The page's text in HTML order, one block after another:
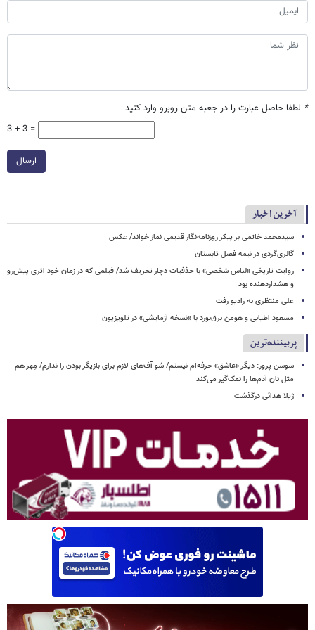
* لطفا حاصل عبارت را در جعبه متن روبرو وارد کنید
3 + 3 =
ارسال
آخرین اخبار
سیدمحمد خاتمی بر پیکر روزنامه‌نگار قدیمی نماز خواند/ عکس
گالری‌گردی در نیمه فصل تابستان
روایت تاریخی «لباس شخصی» با حذفیات دچار تحریف شد/ فیلمی که در زمان خود اثری پیش‌رو
و هشداردهنده بود
علی منتظری به رادیو رفت
مسعود اطیابی و هومن برق‌نورد با «نسخه آزمایشی» در تلویزیون
پربیننده‌ترین
سوسن پرور: دیگر «عاشق» حرفه‌ام نیستم/ شو آف‌های لازم برای بازیگر بودن را ندارم/ مِهر هم
مثل نان آدم‌ها را نمک‌گیر می‌کند
ژیلا هدائی درگذشت